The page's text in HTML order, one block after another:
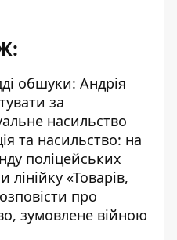
обшуки: Андрія
за
насильство
та насильство: на
поліцейських
лінійку «Товарів,
про
зумовлене війною